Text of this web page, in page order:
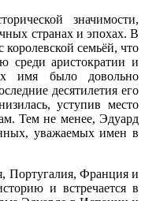
значимости,
странах и эпохах. В
королевской семьёй, что
среди аристократии и
имя было довольно
десятилетия его
уступив место
Тем не менее, Эдуард
уважаемых имен в
Португалия, Франция и
и встречается в